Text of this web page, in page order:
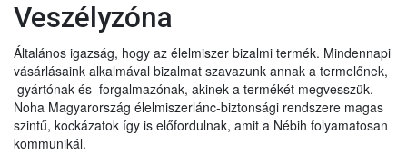
Veszélyzóna
Általános igazság, hogy az élelmiszer bizalmi termék. Mindennapi
vásárlásaink alkalmával bizalmat szavazunk annak a termelőnek,
gyártónak és forgalmazónak, akinek a termékét megvesszük.
Noha Magyarország élelmiszerlánc-biztonsági rendszere magas
szintű, kockázatok így is előfordulnak, amit a Nébih folyamatosan
kommunikál.